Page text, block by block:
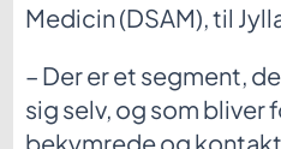
Medicin (DSAM), til
– Der er et segment,
sig selv, og som
bekymrede og